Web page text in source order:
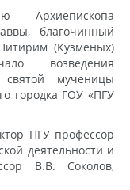
благочинный
(Кузменых)
возведения
мученицы
городка ГОУ «ПГУ
ПГУ профессор
деятельности и
В.В. Соколов,